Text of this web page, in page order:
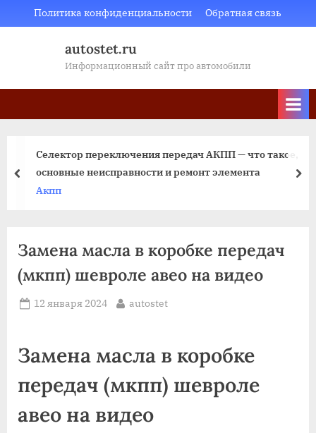
to
Политика конфиденциальности Обратная связь
autostet.ru
Информационный сайт про автомобили
Селектор переключения передач АКПП — что такое,
основные неисправности и ремонт элемента
Акпп
пред
Замена масла в коробке передач
(мкпп) шевроле авео на видео
Posted
12 января 2024 By
autostet
Замена масла в коробке
передач (мкпп) шевроле
авео на видео